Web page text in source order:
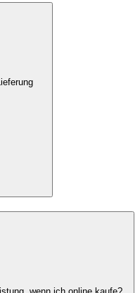
Lieferung